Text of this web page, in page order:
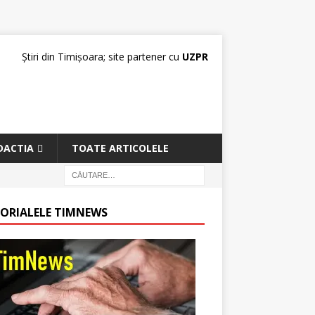
Știri din Timișoara; site partener cu UZPR
TOATE ARTICOLELE
TIMNEWS